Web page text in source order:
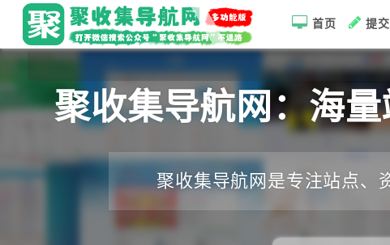
首页 提
聚收集导航网：海
聚收集导航网是专注站点、